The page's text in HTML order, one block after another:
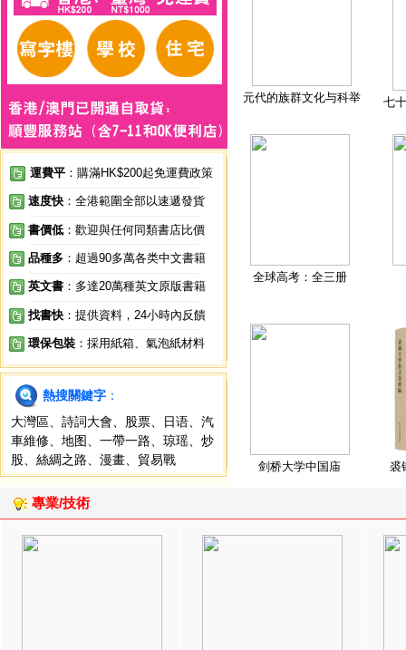
運費平 ：購滿HK$200起免運費政策
速度快 ：全港範圍全部以速遞發貨
書價低 ：歡迎與任何同類書店比價
品種多 ：超過90多萬各类中文書籍
英文書 ：多達20萬種英文原版書籍
找書快 ：提供資料，24小時內反饋
環保包裝 ：採用紙箱、氣泡紙材料
熱搜關鍵字 ：
大灣區
詩詞大會 股票 日语
汽
車維修
地图 一帶一路 琼瑶
炒
股
絲綢之路 漫畫 貿易戰
元代的族群文化与科举 七
全球高考：全三册
剑桥大学中国庙 裘
專業/技術